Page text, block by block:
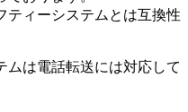
ィーシステムとは互換性
は電話転送には対応して